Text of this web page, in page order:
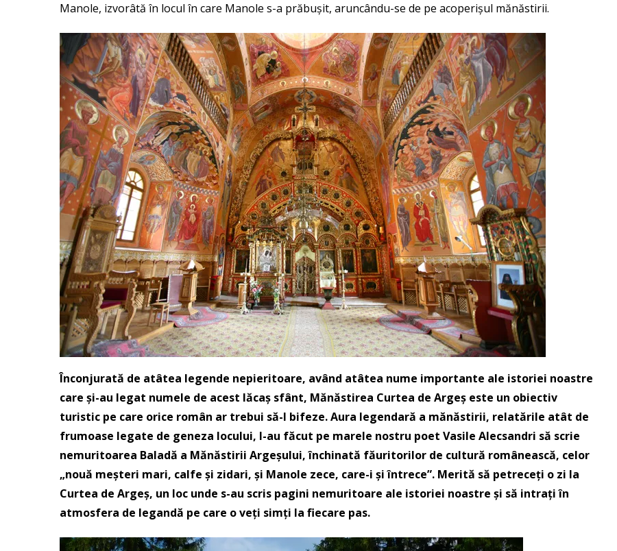
Manole, izvorâtă în locul în care Manole s-a prăbușit, aruncându-se de pe acoperișul mănăstirii.
Înconjurată de atâtea legende nepieritoare, având atâtea nume importante ale istoriei noastre
care și-au legat numele de acest lăcaș sfânt, Mănăstirea Curtea de Argeș este un obiectiv
turistic pe care orice român ar trebui să-l bifeze. Aura legendară a mănăstirii, relatările atât de
frumoase legate de geneza locului, l-au făcut pe marele nostru poet Vasile Alecsandri să scrie
nemuritoarea Baladă a Mănăstirii Argeșului, închinată făuritorilor de cultură românească, celor
„nouă meșteri mari, calfe și zidari, și Manole zece, care-i și întrece”. Merită să petreceți o zi la
Curtea de Argeș, un loc unde s-au scris pagini nemuritoare ale istoriei noastre și să intrați în
atmosfera de legandă pe care o veți simți la fiecare pas.